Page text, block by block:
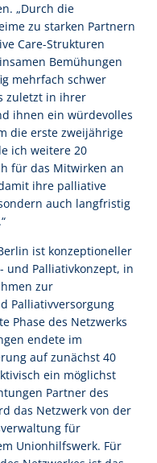
„Durch die
zu starken Partnern
Care-Strukturen
Bemühungen
mehrfach schwer
zuletzt in ihrer
ihnen ein würdevolles
die erste zweijährige
ich weitere 20
für das Mitwirken an
ihre palliative
auch langfristig
ist konzeptioneller
und Palliativkonzept, in
zur
Palliativversorgung
Phase des Netzwerks
endete im
auf zunächst 40
ein möglichst
Partner des
das Netzwerk von der
für
Unionhilfswerk. Für